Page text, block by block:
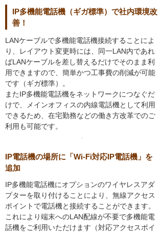
IP多機能電話機（ギガ標準）で社内環境改
善！
LANケーブルで多機能電話機接続することによ
り、レイアウト変更時には、同一LAN内であれ
ばLANケーブルを差し替えるだけでそのまま利
用できますので、簡単かつ工事費の削減が可能
です（ギガ標準）。
またIP多機能電話機をネットワークにつなぐだ
けで、メインオフィスの内線電話機として利用
できるため、在宅勤務などの働き方改革でのご
利用も可能です。
IP電話機の場所に「Wi-Fi対応IP電話機」を
追加
IP多機能電話機にオプションのワイヤレスアダ
プターを取り付けることにより、無線アクセス
ポイントで電話機と接続することができます。
これにより端末へのLAN配線が不要で多機能電
話機をご利用いただけます（対応アクセスポイ